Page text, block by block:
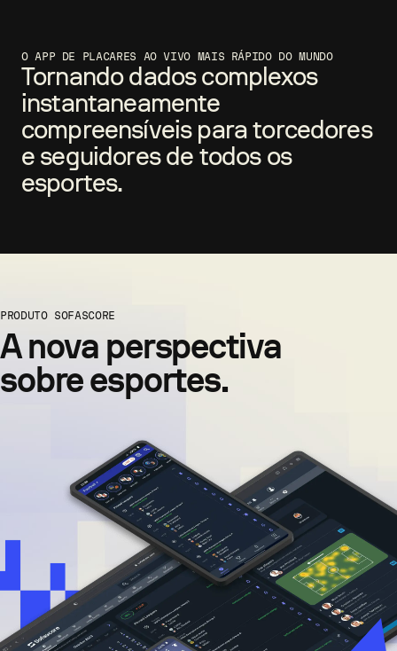
O APP DE PLACARES AO VIVO MAIS RÁPIDO DO MUNDO
Tornando dados complexos
instantaneamente
compreensíveis para torcedores
e seguidores de todos os
esportes.
PRODUTO SOFASCORE
A nova perspectiva
sobre esportes.